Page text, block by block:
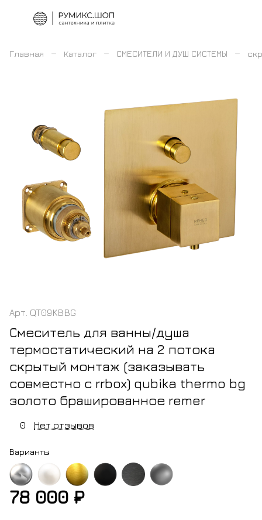
Главная – Каталог – СМЕСИТЕЛИ И ДУШ СИСТЕМЫ –
Арт. QT09KBBG
Смеситель для ванны/душа
термостатический на 2 потока
скрытый монтаж (заказывать
совместно с rrbox) qubika thermo bg
золото брашированное remer
0 Нет отзывов
Варианты
белыйзолоточерный
78 000 ₽